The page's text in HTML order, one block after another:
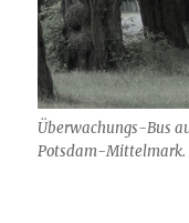
Überwachungs-Bus
Potsdam-Mittelmark.